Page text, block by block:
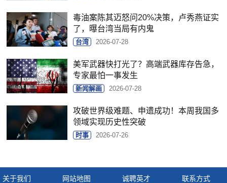
毒油案陈其迈怒问20%决策，卢秀燕证实
了，曝台湾当局有内鬼
台湾 2026-07-28
美军武器快打光了？高端武器库存告急，
专家最怕一事发生
新闻解画 2026-07-28
攻破世界级难题、申遗成功！本周我国多
领域实现历史性突破
时事 2026-07-26
关于我们 网站地图 诚聘英才 联系方式